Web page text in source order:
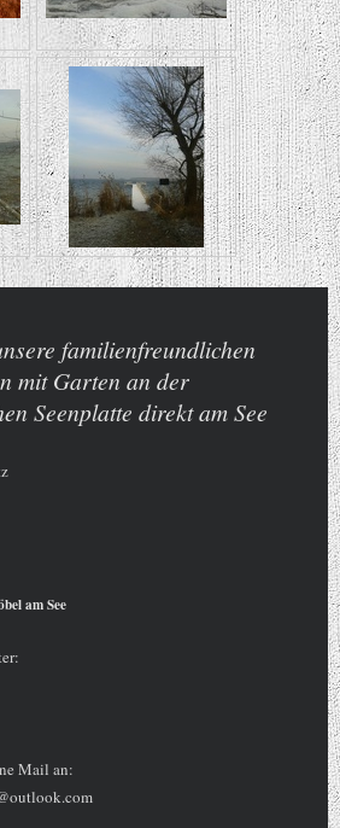
familienfreundlichen
mit Garten an der
Seenplatte direkt am See
am See
Mail an: